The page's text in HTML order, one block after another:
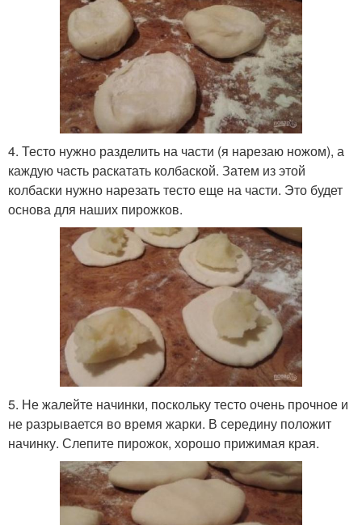
4. Тесто нужно разделить на части (я нарезаю ножом), а
каждую часть раскатать колбаской. Затем из этой
колбаски нужно нарезать тесто еще на части. Это будет
основа для наших пирожков.
5. Не жалейте начинки, поскольку тесто очень прочное и
не разрывается во время жарки. В середину положит
начинку. Слепите пирожок, хорошо прижимая края.